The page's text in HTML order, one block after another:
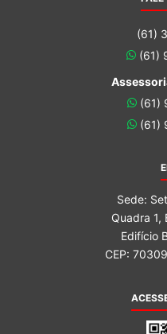
(61)
(61)
(61)
(61)
Sede:
Quadra 1,
Edifício
CEP: